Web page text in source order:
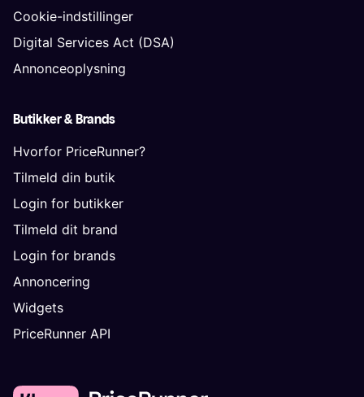
Cookie-indstillinger
Digital Services Act (DSA)
Annonceoplysning
Butikker & Brands
Hvorfor PriceRunner?
Tilmeld din butik
Login for butikker
Tilmeld dit brand
Login for brands
Annoncering
Widgets
PriceRunner API